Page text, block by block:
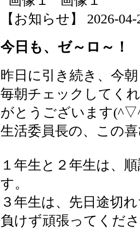
【お知らせ】 2026-
今日も、ゼ～ロ～！
昨日に引き続き、今
毎朝チェックしてく
がとうございます
生活委員長の、この
１年生と２年生は、
す。
３年生は、先日途切
負けず頑張ってくだ